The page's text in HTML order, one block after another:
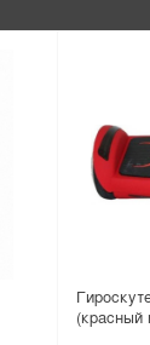
(красный